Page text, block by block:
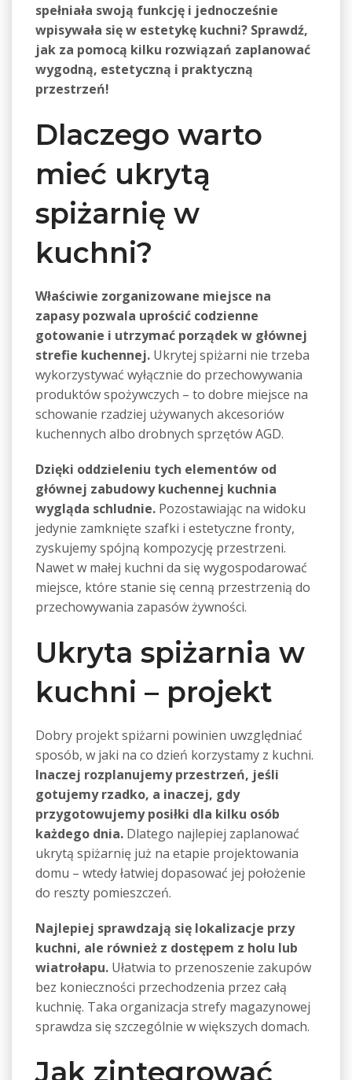
spełniała swoją funkcję i jednocześnie
wpisywała się w estetykę kuchni? Sprawdź,
jak za pomocą kilku rozwiązań zaplanować
wygodną, estetyczną i praktyczną
przestrzeń!
Dlaczego warto
mieć ukrytą
spiżarnię w
kuchni?
Właściwie zorganizowane miejsce na
zapasy pozwala uprościć codzienne
gotowanie i utrzymać porządek w głównej
strefie kuchennej. Ukrytej spiżarni nie trzeba
wykorzystywać wyłącznie do przechowywania
produktów spożywczych – to dobre miejsce na
schowanie rzadziej używanych akcesoriów
kuchennych albo drobnych sprzętów AGD.
Dzięki oddzieleniu tych elementów od
głównej zabudowy kuchennej kuchnia
wygląda schludnie. Pozostawiając na widoku
jedynie zamknięte szafki i estetyczne fronty,
zyskujemy spójną kompozycję przestrzeni.
Nawet w małej kuchni da się wygospodarować
miejsce, które stanie się cenną przestrzenią do
przechowywania zapasów żywności.
Ukryta spiżarnia w
kuchni – projekt
Dobry projekt spiżarni powinien uwzględniać
sposób, w jaki na co dzień korzystamy z kuchni.
Inaczej rozplanujemy przestrzeń, jeśli
gotujemy rzadko, a inaczej, gdy
przygotowujemy posiłki dla kilku osób
każdego dnia. Dlatego najlepiej zaplanować
ukrytą spiżarnię już na etapie projektowania
domu – wtedy łatwiej dopasować jej położenie
do reszty pomieszczeń.
Najlepiej sprawdzają się lokalizacje przy
kuchni, ale również z dostępem z holu lub
wiatrołapu. Ułatwia to przenoszenie zakupów
bez konieczności przechodzenia przez całą
kuchnię. Taka organizacja strefy magazynowej
sprawdza się szczególnie w większych domach.
Jak zintegrować